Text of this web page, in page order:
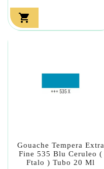

Gouache Tempera Extra
Fine 535 Blu Ceruleo (
Ftalo ) Tubo 20 Ml